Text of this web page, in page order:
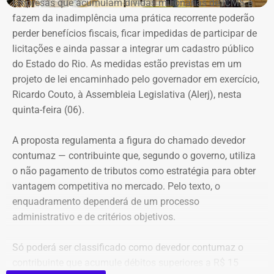
entre a prática do esporte e a observação de uma
demanda real do cotidiano feminino. O principal gatilho
que muitas sentem é a constatação do medo. Por isso, os
treinamentos vão além dos socos. O foco principal é a
consciência situacional e a capacidade de reação rápida
antes mesmo que o contato físico aconteça”, comenta.
Evolução do patrimônio declarado por Fred Pacheco à Justiça Eleitoral
entre 2012 e 2026, em valores nominais e corrigidos pela inflação (IPCA) –
Tabela: Imagem gerada por IA
Apesar da recuperação, o valor ainda está 16,3% abaixo,
Quando a comparação é feita em valores corrigidos pela
inflação, a diferença chega a 30,1%.
Patrimônio de Fred Pacheco é
composto em sua maioria por
Empresas que acumulam dívidas milionárias de ICMS e
fazem da inadimplência uma prática recorrente poderão
perder benefícios fiscais, ficar impedidas de participar de
licitações e ainda passar a integrar um cadastro público
do Estado do Rio. As medidas estão previstas em um
projeto de lei encaminhado pelo governador em exercício,
Ricardo Couto, à Assembleia Legislativa (Alerj), nesta
quinta-feira (06).
A proposta regulamenta a figura do chamado devedor
contumaz — contribuinte que, segundo o governo, utiliza
o não pagamento de tributos como estratégia para obter
vantagem competitiva no mercado. Pelo texto, o
enquadramento dependerá de um processo
administrativo e de critérios objetivos.
Só poderá ser classificado como devedor contumaz o